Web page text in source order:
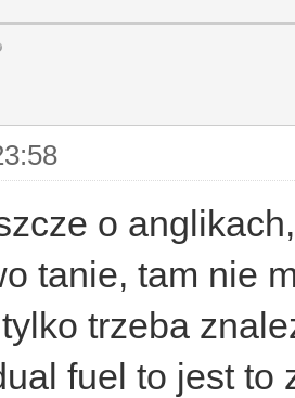
o
tanie, tam nie
trzeba
fuel to jest